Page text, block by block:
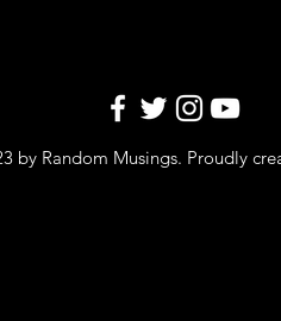
by Random Musings. Proudly